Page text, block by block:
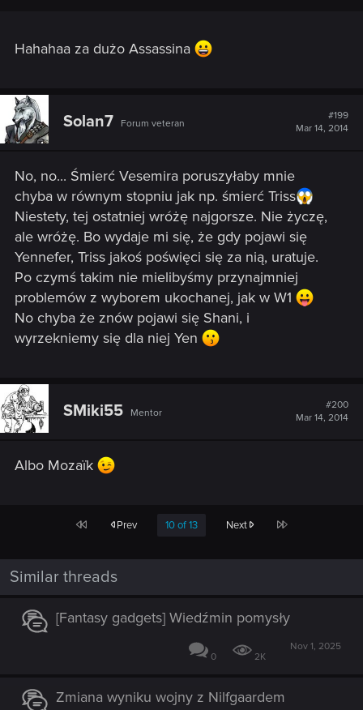
np. pozycję proponowania dołączenia do Szkoły
Widźminów jakimś młodzieńcom. Taki fajny smaczek i np.
ułamek dnia i w różnych miejscach moglibyśmy spotkać
kogoś związanego z zadaniem.
Hahahaa za dużo Assassina
Solan7 Forum veteran
#199
Mar 14, 2014
No, no... Śmierć Vesemira poruszyłaby mnie
chyba w równym stopniu jak np. śmierć Triss
Niestety, tej ostatniej wróżę najgorsze. Nie życzę,
ale wróżę. Bo wydaje mi się, że gdy pojawi się
Yennefer, Triss jakoś poświęci się za nią, uratuje.
Po czymś takim nie mielibyśmy przynajmniej
problemów z wyborem ukochanej, jak w W1
No chyba że znów pojawi się Shani, i
wyrzekniemy się dla niej Yen
SMiki55 Mentor
#200
Mar 14, 2014
Albo Mozaïk
First Prev 10 of 13 Next Last
Similar threads
[Fantasy gadgets] Wiedźmin pomysły
0 2K
Nov 1, 2025
Zmiana wyniku wojny z Nilfgaardem